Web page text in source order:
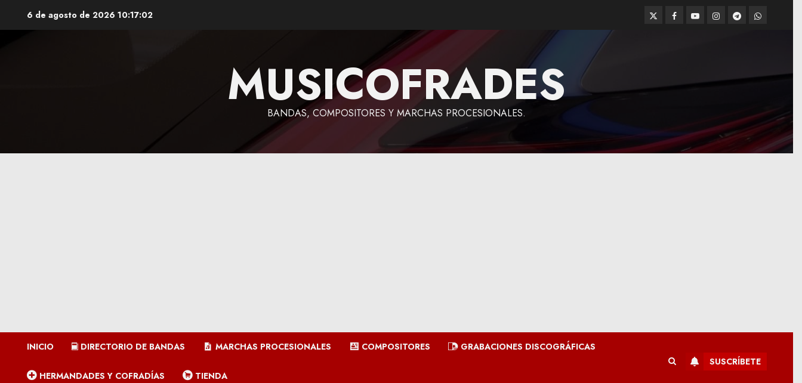
6 de agosto de 2026 10:17:03 TwitterFacebook
YoutubeInstagram
TelegramWhatsApp
MUSICOFRADES
BANDAS, COMPOSITORES Y MARCHAS PROCESIONALES.
INICIO DIRECTORIO DE BANDAS MARCHAS PROCESIONALES COMPOSITORES GRABACIONES DISCOGRÁFICAS
HERMANDADES Y COFRADÍAS TIENDA
SUSCRÍBETE